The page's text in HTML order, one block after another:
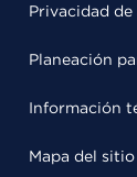
Privacidad
Planeación
Información
Mapa del sitio